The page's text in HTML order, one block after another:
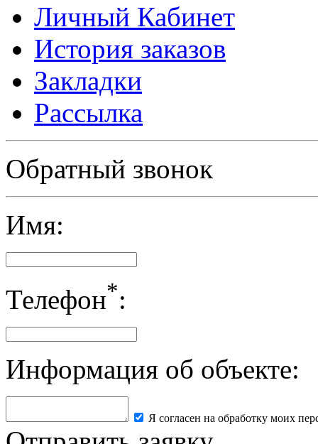
Личный Кабинет
История заказов
Закладки
Рассылка
Обратный звонок
Имя:
Телефон*:
Информация об объекте:
Я согласен на обработку моих